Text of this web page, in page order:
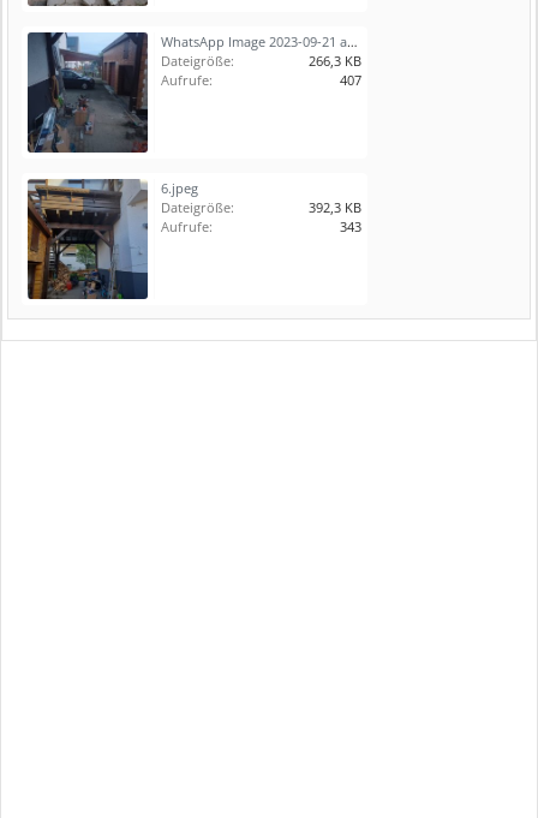
WhatsApp Image 2023-09-21 at 17.15.17.jpeg
Dateigröße:
266,3 KB
Aufrufe:
407
6.jpeg
Dateigröße:
392,3 KB
Aufrufe:
343